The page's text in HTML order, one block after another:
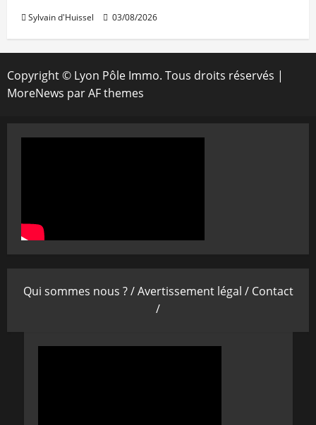
Sylvain d'Huissel 03/08/2026
Copyright © Lyon Pôle Immo. Tous droits réservés |
MoreNews par AF themes
Qui sommes nous ? /Avertissement légal / Contact
/